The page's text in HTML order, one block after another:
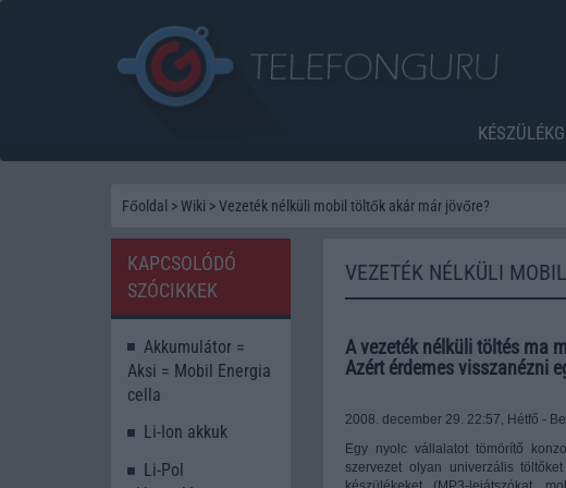
Főoldal >Wiki >Vezeték nélküli mobil töltők akár már jövőre?
VEZETÉK NÉLKÜLI
A vezeték nélküli töltés ma
Azért érdemes visszanézni
2008. december 29. 22:57, Hétfő -
Egy nyolc vállalatot tömörítő
szervezet olyan univerzális
KAPCSOLÓDÓ
SZÓCIKKEK
Akkumulátor =
Aksi = Mobil Energia
cella
Li-Ion akkuk
Li-Pol